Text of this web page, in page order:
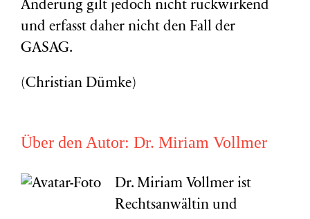
Änderung gilt jedoch nicht rückwirkend
und erfasst daher nicht den Fall der
GASAG.
(Christian Dümke)
Über den Autor: Dr. Miriam Vollmer
Dr. Miriam Vollmer ist
Rechtsanwältin und